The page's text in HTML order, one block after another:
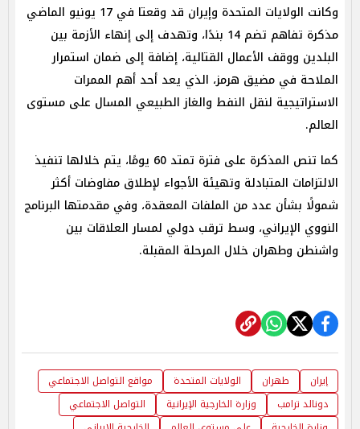
وكانت الولايات المتحدة وإيران قد وقعتا في 17 يونيو الماضي
مذكرة تفاهم تضم 14 بندًا، وتهدف إلى إنهاء الأزمة بين
البلدين ووقف الأعمال القتالية، إضافة إلى ضمان استمرار
الملاحة في مضيق هرمز، الذي يعد أحد أهم الممرات
الاستراتيجية لنقل النفط والغاز الطبيعي المسال على مستوى
العالم.
كما تنص المذكرة على فترة تمتد 60 يومًا، يتم خلالها تنفيذ
الالتزامات المتبادلة وتهيئة الأجواء لإطلاق مفاوضات أكثر
شمولًا بشأن عدد من الملفات المعقدة، وفي مقدمتها البرنامج
النووي الإيراني، وسط ترقب دولي لمسار العلاقات بين
واشنطن وطهران خلال المرحلة المقبلة.
إيران طهران الولايات المتحدة
مواقع التواصل الاجتماعي
دونالد ترامب
وزارة الخارجية الإيرانية
التواصل الاجتماعي